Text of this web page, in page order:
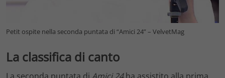
Petit ospite nella seconda puntata di “Amici 24” – VelvetMag
La classifica di canto